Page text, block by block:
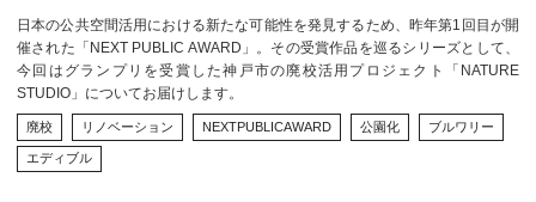
日本の公共空間活用における新たな可能性を発見するため、昨年第1回目が開
催された「NEXT PUBLIC AWARD」。その受賞作品を巡るシリーズとして、
今回はグランプリを受賞した神戸市の廃校活用プロジェクト「NATURE
STUDIO」についてお届けします。
廃校 リノベーション NEXTPUBLICAWARD 公園化 ブルワリー
エディブル